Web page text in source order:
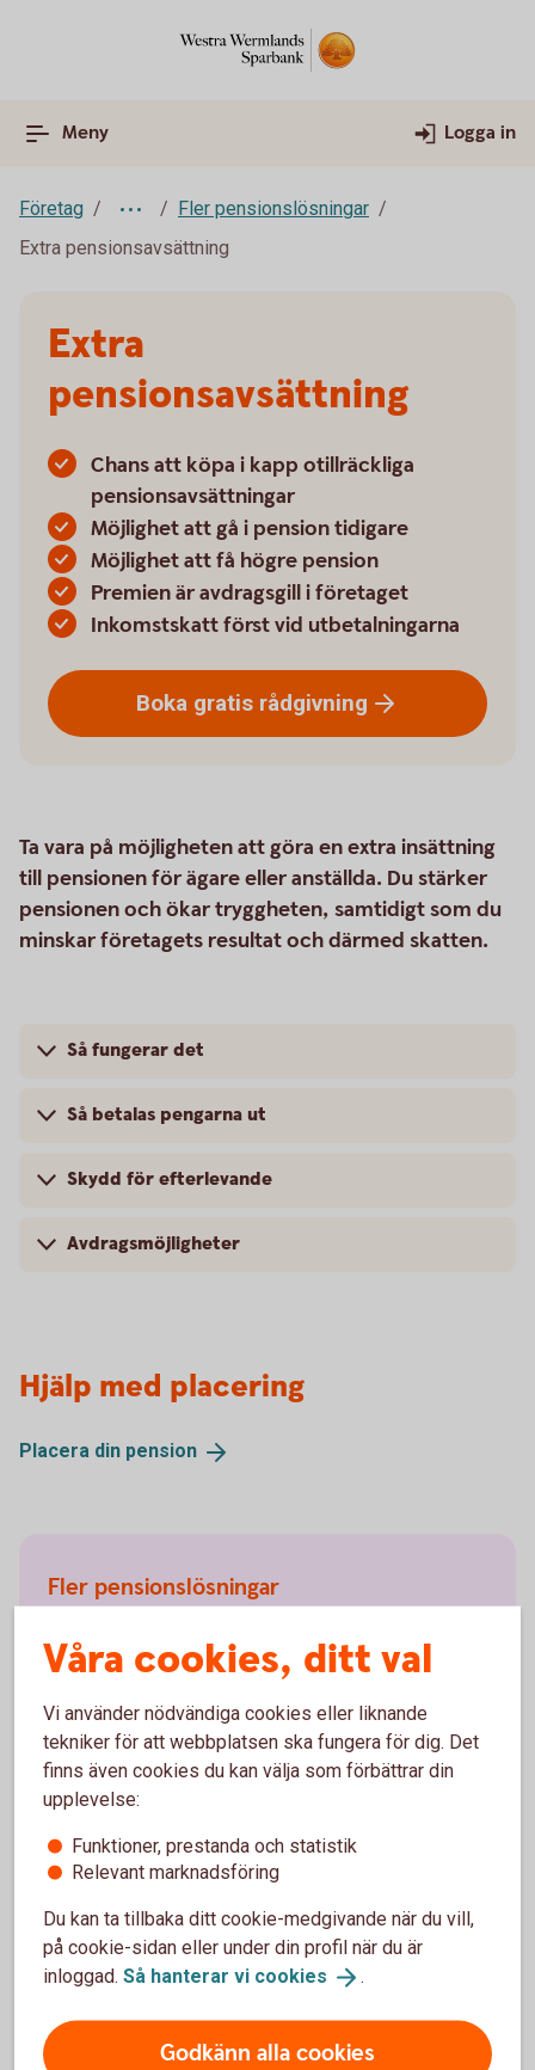
Meny Logga in
Företag
Fler pensionslösningar
Extra pensionsavsättning
Extra
pensionsavsättning
Chans att köpa i kapp otillräckliga
pensionsavsättningar
Möjlighet att gå i pension tidigare
Möjlighet att få högre pension
Premien är avdragsgill i företaget
Inkomstskatt först vid utbetalningarna
Boka gratis rådgivning
Ta vara på möjligheten att göra en extra insättning
till pensionen för ägare eller anställda. Du stärker
pensionen och ökar tryggheten, samtidigt som du
minskar företagets resultat och därmed skatten.
Så fungerar det
Så betalas pengarna ut
Skydd för efterlevande
Avdragsmöjligheter
Hjälp med placering
Placera din pension
Fler pensionslösningar
Tjänstepension med depå
Extra pensionsavsättning
Erbjud medarbetarna löneväxling
Direktpension
Företag med kollektivavtal
Alternativ ITP
Våra cookies, ditt val
Vi använder nödvändiga cookies eller liknande
tekniker för att webbplatsen ska fungera för dig. Det
finns även cookies du kan välja som förbättrar din
upplevelse:
Funktioner, prestanda och statistik
Relevant marknadsföring
Du kan ta tillbaka ditt cookie-medgivande när du vill,
på cookie-sidan eller under din profil när du är
inloggad. Så hanterar vi cookies .
Godkänn alla cookies